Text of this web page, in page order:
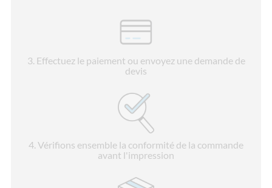
3. Effectuez le paiement ou envoyez une demande de
devis
4. Vérifions ensemble la conformité de la commande
avant l'impression